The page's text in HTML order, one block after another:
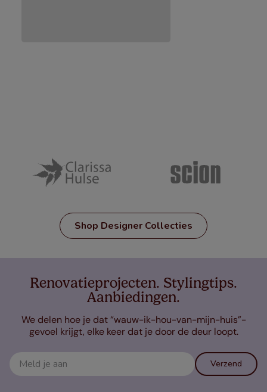
Shop Designer Collecties
Renovatieprojecten. Stylingtips.
Aanbiedingen.
We delen hoe je dat “wauw-ik-hou-van-mijn-huis”-
gevoel krijgt, elke keer dat je door de deur loopt.
Verzend